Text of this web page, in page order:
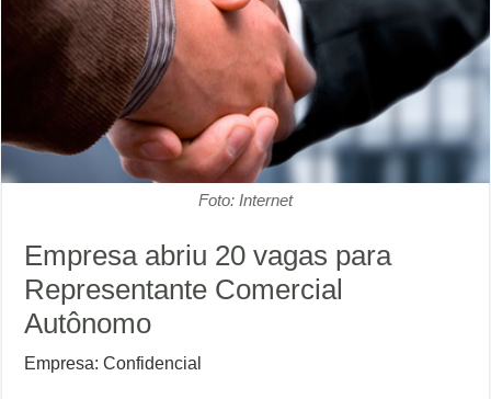
Foto: Internet
Empresa abriu 20 vagas para
Representante Comercial
Autônomo
Empresa: Confidencial